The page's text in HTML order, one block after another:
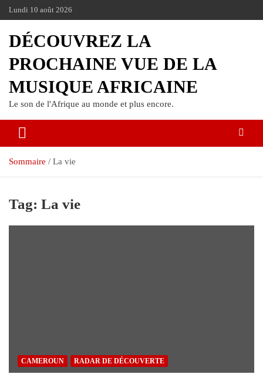
Lundi 10 août 2026
DÉCOUVREZ LA
PROCHAINE VUE DE LA
MUSIQUE AFRICAINE
Le son de l'Afrique au monde et plus encore.
Sommaire La vie
Tag: La vie
CAMEROUN RADAR DE DÉCOUVERTE